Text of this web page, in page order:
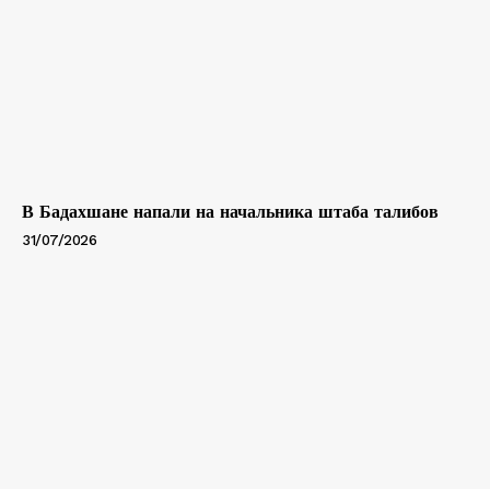
В Бадахшане напали на начальника штаба талибов
31/07/2026